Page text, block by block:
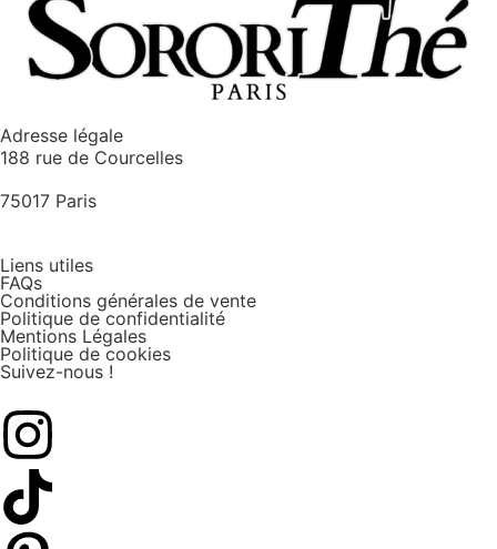
Adresse légale
188 rue de Courcelles
75017 Paris
Liens utiles
FAQs
Conditions générales de vente
Politique de confidentialité
Mentions Légales
Politique de cookies
Suivez-nous !